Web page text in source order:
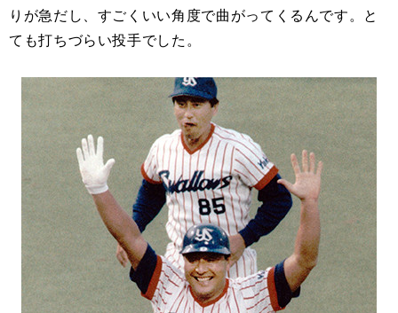
りが急だし、すごくいい角度で曲がってくるんです。と
ても打ちづらい投手でした。